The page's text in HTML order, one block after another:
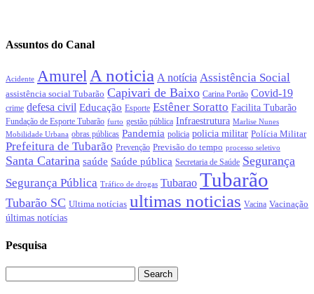
Assuntos do Canal
Acidente Amurel A noticia A notícia Assistência Social
assistência social Tubarão Capivari de Baixo Carina Portão Covid-19
crime defesa civil Educação Esporte Estêner Soratto Facilita Tubarão
Fundação de Esporte Tubarão furto gestão pública Infraestrutura Marlise Nunes
Mobilidade Urbana obras públicas Pandemia policia policia militar Polícia Militar
Prefeitura de Tubarão Prevenção Previsão do tempo processo seletivo
Santa Catarina saúde Saúde pública Secretaria de Saúde Segurança
Segurança Pública Tráfico de drogas Tubarao Tubarão
Tubarão SC Ultima notícias ultimas noticias Vacina Vacinação
últimas notícias
Pesquisa